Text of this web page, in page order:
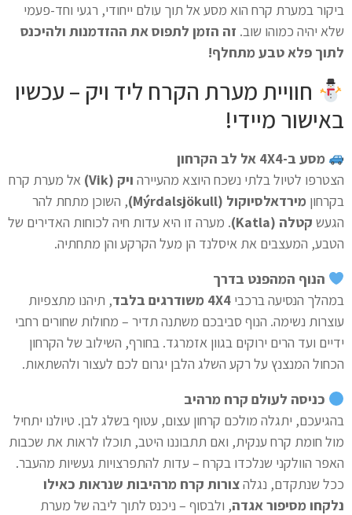
ביקור במערת קרח הוא מסע אל תוך עולם ייחודי, רגעי וחד-פעמי
שלא יהיה כמוהו שוב. זה הזמן לתפוס את ההזדמנות ולהיכנס
לתוך פלא טבע מתחלף!
חוויית מערת הקרח ליד ויק – עכשיו
באישור מיידי!
מסע ב-4X4 אל לב הקרחון
הצטרפו לטיול בלתי נשכח היוצא מהעיירה ויק (Vik)
אל מערת קרח
בקרחון מירדאלסיוקול (Mýrdalsjökull)
, השוכן מתחת להר
הגעש קטלה (Katla)
. מערה זו היא עדות חיה לכוחות האדירים של
הטבע, המעצבים את איסלנד הן מעל הקרקע והן מתחתיה.
הנוף המהפנט בדרך
במהלך הנסיעה ברכבי 4X4 משודרגים בלבד
, תיהנו מתצפיות
עוצרות נשימה. הנוף סביבכם משתנה תדיר – מחולות שחורים רחבי
ידיים ועד הרים ירוקים בגוון אזמרגד. בחורף, השילוב של הקרחון
הכחול המנצנץ על רקע השלג הלבן יגרום לכם לעצור ולהשתאות.
כניסה לעולם קרח מרהיב
בהגיעכם, יתגלה מולכם קרחון עצום, עטוף בשלג לבן. טיולנו יתחיל
מול חומת קרח ענקית, ואם תתבוננו היטב, תוכלו לראות את שכבות
האפר הוולקני שנלכדו בקרח – עדות להתפרצויות געשיות מהעבר.
ככל שנתקדם, נגלהצורות קרח מרהיבות שנראות כאילו
נלקחו מסיפור אגדה, ולבסוף – ניכנס לתוך ליבה של מערת